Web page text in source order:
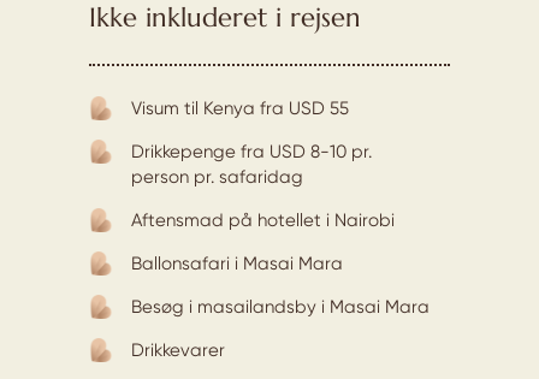
Ikke inkluderet i rejsen
Visum til Kenya fra USD 55
Drikkepenge fra USD 8-10 pr.
person pr. safaridag
Aftensmad på hotellet i Nairobi
Ballonsafari i Masai Mara
Besøg i masailandsby i Masai Mara
Drikkevarer